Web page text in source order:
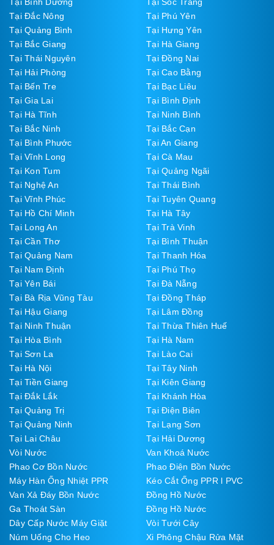
Tại Đắc Nông
Tại Phú Yên
Tại Quảng Bình
Tại Hưng Yên
Tại Bắc Giang
Tại Hà Giang
Tại Thái Nguyên
Tại Đồng Nai
Tại Hải Phòng
Tại Cao Bằng
Tại Bến Tre
Tại Bạc Liêu
Tại Gia Lai
Tại Bình Định
Tại Hà Tĩnh
Tại Ninh Bình
Tại Bắc Ninh
Tại Bắc Cạn
Tại Bình Phước
Tại An Giang
Tại Vĩnh Long
Tại Cà Mau
Tại Kon Tum
Tại Quảng Ngãi
Tại Nghệ An
Tại Thái Bình
Tại Vĩnh Phúc
Tại Tuyên Quang
Tại Hồ Chí Minh
Tại Hà Tây
Tại Long An
Tại Trà Vinh
Tại Cần Thơ
Tại Bình Thuận
Tại Quảng Nam
Tại Thanh Hóa
Tại Nam Định
Tại Phú Thọ
Tại Yên Bái
Tại Đà Nẵng
Tại Bà Rịa Vũng Tàu
Tại Đồng Tháp
Tại Hậu Giang
Tại Lâm Đồng
Tại Ninh Thuận
Tại Thừa Thiên Huế
Tại Hòa Bình
Tại Hà Nam
Tại Sơn La
Tại Lào Cai
Tại Hà Nội
Tại Tây Ninh
Tại Tiền Giang
Tại Kiên Giang
Tại Đắk Lắk
Tại Khánh Hòa
Tại Quảng Trị
Tại Điện Biên
Tại Quảng Ninh
Tại Lạng Sơn
Tại Lai Châu
Tại Hải Dương
Vòi Nước
Van Khoá Nước
Phao Cơ Bồn Nước
Phao Điện Bồn Nước
Máy Hàn Ống Nhiệt PPR
Kéo Cắt Ống PPR l PVC
Van Xả Đáy Bồn Nước
Đồng Hồ Nước
Ga Thoát Sàn
Đồng Hồ Nước
Dây Cấp Nước Máy Giặt
Vòi Tưới Cây
Núm Uống Cho Heo
Xi Phông Chậu Rửa Mặt